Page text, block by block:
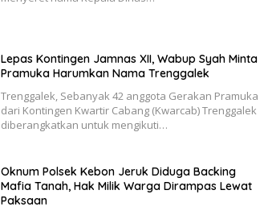
Lepas Kontingen Jamnas XII, Wabup Syah Minta
Pramuka Harumkan Nama Trenggalek
Trenggalek, Sebanyak 42 anggota Gerakan Pramuka
dari Kontingen Kwartir Cabang (Kwarcab) Trenggalek
diberangkatkan untuk mengikuti…
Oknum Polsek Kebon Jeruk Diduga Backing
Mafia Tanah, Hak Milik Warga Dirampas Lewat
Paksaan